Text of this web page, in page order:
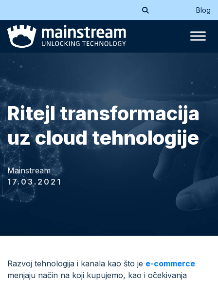
Blog
Ritejl transformacija
uz cloud tehnologije
Mainstream
17.03.2021
Razvoj tehnologija i kanala kao što je e-commerce
menjaju način na koji kupujemo, kao i očekivanja